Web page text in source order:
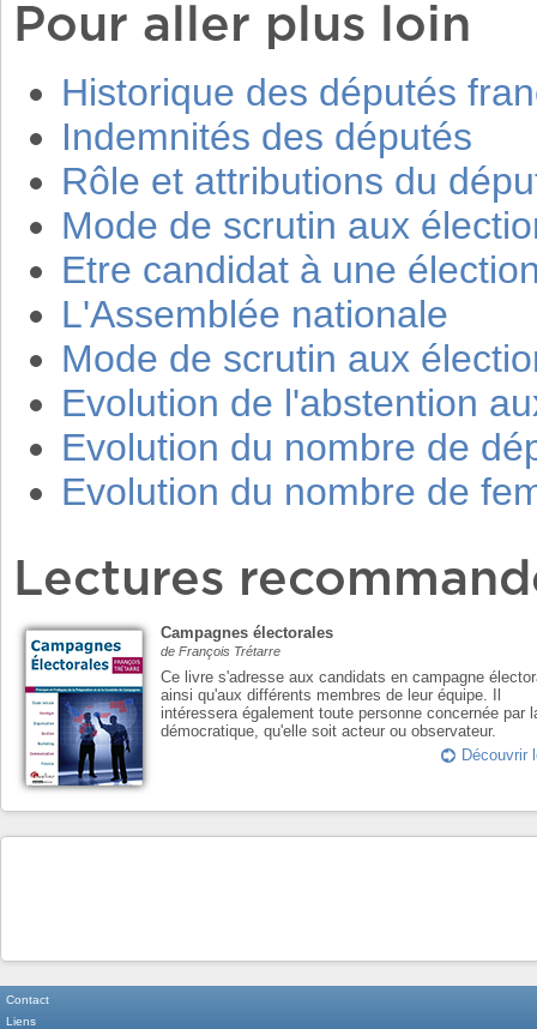
Pour aller plus loin
Historique des députés
Indemnités des députés
Rôle et attributions du
Mode de scrutin aux
Etre candidat à une
L'Assemblée nationale
Mode de scrutin aux
Evolution de l'abstention
Evolution du nombre de
Evolution du nombre de
Lectures
Campagnes électorales
de François Trétarre
Ce livre s'adresse aux candidats en campagne
ainsi qu'aux différents membres de leur équipe. Il
intéressera également toute personne concernée par
démocratique, qu'elle soit acteur ou observateur.
Découvrir
Contact
Liens